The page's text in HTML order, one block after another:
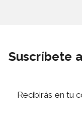
Suscríbete
Recibirás en tu